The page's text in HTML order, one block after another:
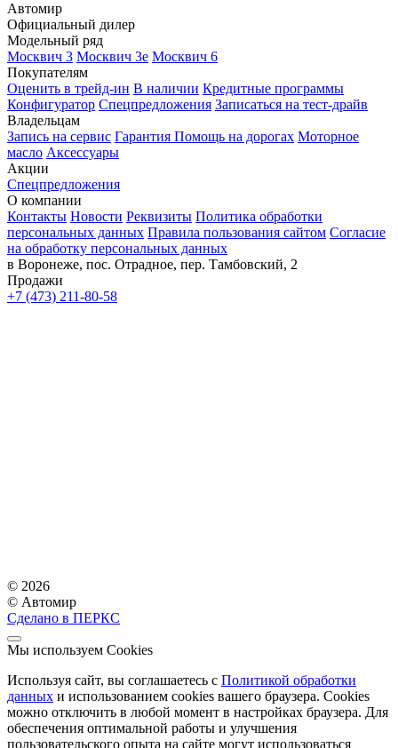
Автомир
Официальный дилер
Модельный ряд
Москвич 3 Москвич 3е Москвич 6
Покупателям
Оценить в трейд-ин В наличии Кредитные программы
Конфигуратор Спецпредложения Записаться на тест-драйв
Владельцам
Запись на сервис Гарантия Помощь на дорогах Моторное
масло Аксессуары
Акции
Спецпредложения
О компании
Контакты Новости Реквизиты Политика обработки
персональных данных Правила пользования сайтом Согласие
на обработку персональных данных
в Воронеже, пос. Отрадное, пер. Тамбовский, 2
Продажи
+7 (473) 211-80-58
© 2026
© Автомир
Сделано в ПЕРКС
Мы используем Cookies
Используя сайт, вы соглашаетесь с Политикой обработки
данных и использованием cookies вашего браузера. Cookies
можно отключить в любой момент в настройках браузера. Для
обеспечения оптимальной работы и улучшения
пользовательского опыта на сайте могут использоваться